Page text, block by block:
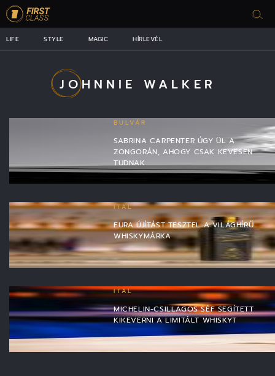
LIFE STYLE MAGIC HÍRLEVÉL
JOHNNIE WALKER
BULVÁR
SABRINA CARPENTER ÚGY ÜL A
ZONGORÁN, AHOGY CSAK KEVESEN
TUDNAK
ITAL
FURA ÚJÍTÁST TESZTEL A VILÁGHÍRŰ
WHISKYMÁRKA
ITAL
MICHELIN-CSILLAGOS SÉF SEGÍTETT
KIKEVERNI A LIMITÁLT WHISKYT